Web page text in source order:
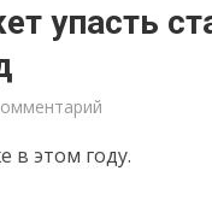
упасть
в этом году.